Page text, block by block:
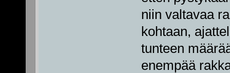
niin valtavaa
kohtaan,
tunteen
enempää